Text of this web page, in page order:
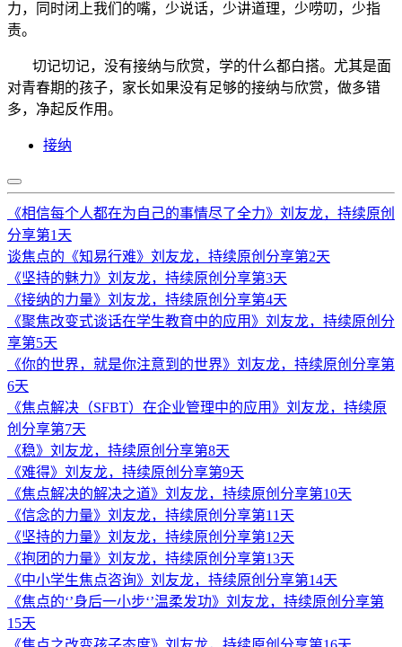
力，同时闭上我们的嘴，少说话，少讲道理，少唠叨，少指
责。
切记切记，没有接纳与欣赏，学的什么都白搭。尤其是面
对青春期的孩子，家长如果没有足够的接纳与欣赏，做多错
多，净起反作用。
接纳
《相信每个人都在为自己的事情尽了全力》刘友龙，持续原创
分享第1天
谈焦点的《知易行难》刘友龙，持续原创分享第2天
《坚持的魅力》刘友龙，持续原创分享第3天
《接纳的力量》刘友龙，持续原创分享第4天
《聚焦改变式谈话在学生教育中的应用》刘友龙，持续原创分
享第5天
《你的世界，就是你注意到的世界》刘友龙，持续原创分享第
6天
《焦点解决（SFBT）在企业管理中的应用》刘友龙，持续原
创分享第7天
《稳》刘友龙，持续原创分享第8天
《难得》刘友龙，持续原创分享第9天
《焦点解决的解决之道》刘友龙，持续原创分享第10天
《信念的力量》刘友龙，持续原创分享第11天
《坚持的力量》刘友龙，持续原创分享第12天
《抱团的力量》刘友龙，持续原创分享第13天
《中小学生焦点咨询》刘友龙，持续原创分享第14天
《焦点的‘’身后一小步‘’温柔发功》刘友龙，持续原创分享第
15天